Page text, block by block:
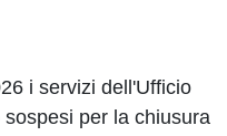
i servizi dell'Ufficio
per la chiusura